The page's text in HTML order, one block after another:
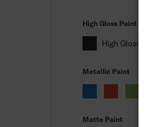
High Gloss Paint
High Gloss Black
Metallic Paint
Matte Paint